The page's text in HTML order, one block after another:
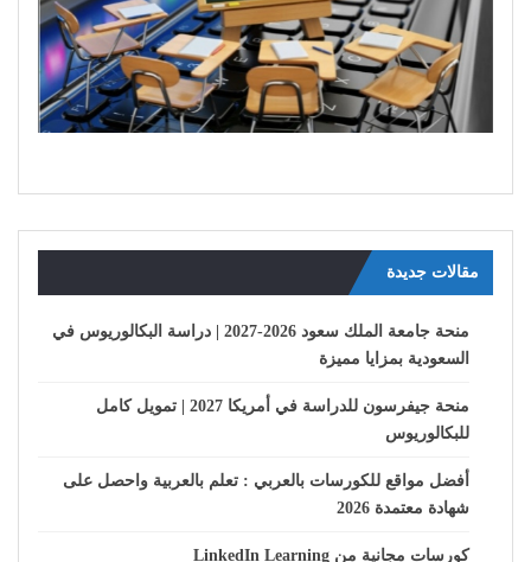
مقالات جديدة
منحة جامعة الملك سعود 2026-2027 | دراسة البكالوريوس في
السعودية بمزايا مميزة
منحة جيفرسون للدراسة في أمريكا 2027 | تمويل كامل
للبكالوريوس
أفضل مواقع للكورسات بالعربي : تعلم بالعربية واحصل على
شهادة معتمدة 2026
كورسات مجانية من LinkedIn Learning